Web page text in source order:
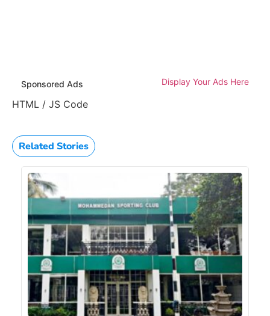
Sponsored Ads Display Your Ads Here
HTML / JS Code
Related Stories